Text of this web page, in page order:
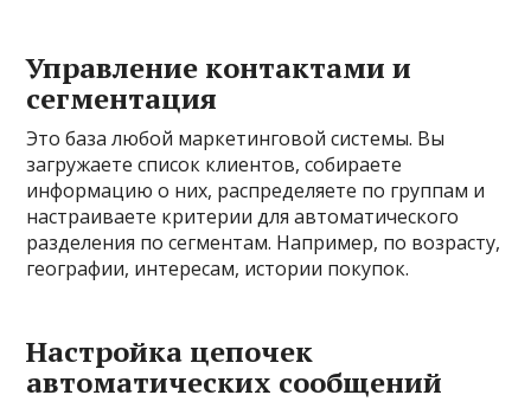
Управление контактами и
сегментация
Это база любой маркетинговой системы. Вы
загружаете список клиентов, собираете
информацию о них, распределяете по группам и
настраиваете критерии для автоматического
разделения по сегментам. Например, по возрасту,
географии, интересам, истории покупок.
Настройка цепочек
автоматических сообщений